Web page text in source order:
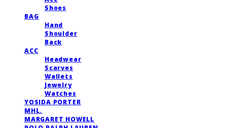
Shoes
BAG
Hand
Shoulder
Back
ACC
Headwear
Scarves
Wallets
Jewelry
Watches
YOSIDA PORTER
MHL.
MARGARET HOWELL